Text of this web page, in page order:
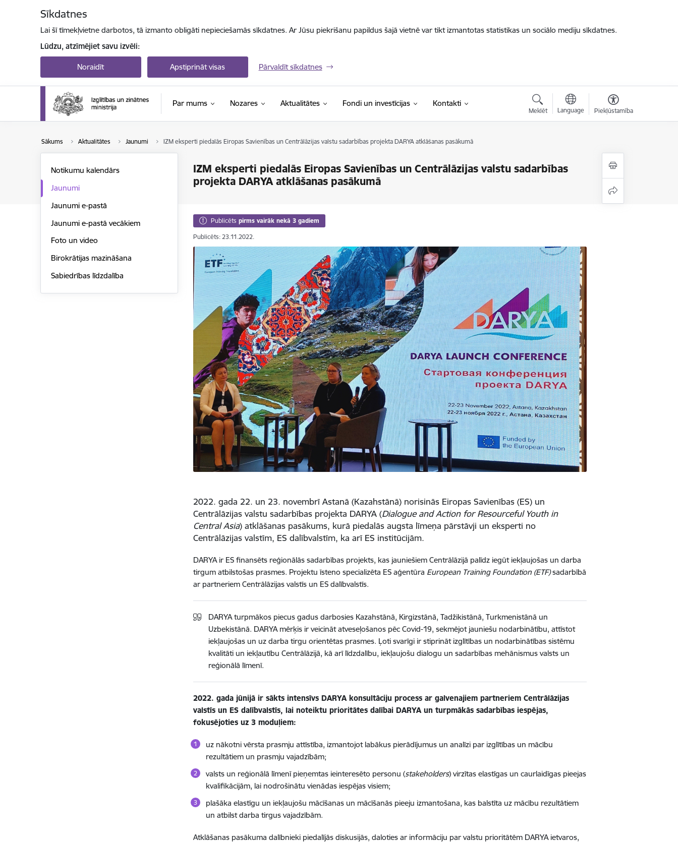
Sīkdatnes
Lai šī tīmekļvietne darbotos, tā izmanto obligāti nepieciešamās sīkdatnes. Ar Jūsu piekrišanu papildus šajā vietnē var tikt izmantotas statistikas un sociālo mediju sīkdatnes.
Lūdzu, atzīmējiet savu izvēli:
Noraidīt Apstiprināt visas Pārvaldīt sīkdatnes
Par mums Nozares Aktualitātes Fondi un investīcijas Kontakti
Meklēt Language Piekļūstamība
Sākums Aktualitātes Jaunumi IZM eksperti piedalās Eiropas Savienības un Centrālāzijas valstu sadarbības projekta DARYA atklāšanas pasākumā
IZM eksperti piedalās Eiropas Savienības un Centrālāzijas valstu sadarbības
projekta DARYA atklāšanas pasākumā
Notikumu kalendārs
Jaunumi
Jaunumi e-pastā
Jaunumi e-pastā vecākiem
Foto un video
Birokrātijas mazināšana
Sabiedrības līdzdalība
Publicēts pirms vairāk nekā 3 gadiem
Publicēts: 23.11.2022.
2022. gada 22. un 23. novembrī Astanā (Kazahstānā) norisinās Eiropas Savienības (ES) un
Centrālāzijas valstu sadarbības projekta DARYA (Dialogue and Action for Resourceful Youth in
Central Asia) atklāšanas pasākums, kurā piedalās augsta līmeņa pārstāvji un eksperti no
Centrālāzijas valstīm, ES dalībvalstīm, ka arī ES institūcijām.
DARYA ir ES finansēts reģionālās sadarbības projekts, kas jauniešiem Centrālāzijā palīdz iegūt iekļaujošas un darba
tirgum atbilstošas prasmes. Projektu īsteno specializēta ES aģentūra European Training Foundation (ETF)sadarbībā
ar partneriem Centrālāzijas valstīs un ES dalībvalstīs.
DARYA turpmākos piecus gadus darbosies Kazahstānā, Kirgizstānā, Tadžikistānā, Turkmenistānā un
Uzbekistānā. DARYA mērķis ir veicināt atveseļošanos pēc Covid-19, sekmējot jauniešu nodarbinātību, attīstot
iekļaujošas un uz darba tirgu orientētas prasmes. Ļoti svarīgi ir stiprināt izglītības un nodarbinātības sistēmu
kvalitāti un iekļautību Centrālāzijā, kā arī līdzdalību, iekļaujošu dialogu un sadarbības mehānismus valsts un
reģionālā līmenī.
2022. gada jūnijā ir sākts intensīvs DARYA konsultāciju process ar galvenajiem partneriem Centrālāzijas
valstīs un ES dalībvalstīs, lai noteiktu prioritātes dalībai DARYA un turpmākās sadarbības iespējas,
fokusējoties uz 3 moduļiem:
uz nākotni vērsta prasmju attīstība, izmantojot labākus pierādījumus un analīzi par izglītības un mācību
rezultātiem un prasmju vajadzībām;
valsts un reģionālā līmenī pieņemtas ieinteresēto personu (stakeholders) virzītas elastīgas un caurlaidīgas pieejas
kvalifikācijām, lai nodrošinātu vienādas iespējas visiem;
plašāka elastīgu un iekļaujošu mācīšanas un mācīšanās pieeju izmantošana, kas balstīta uz mācību rezultātiem
un atbilst darba tirgus vajadzībām.
Atklāšanas pasākuma dalībnieki piedalījās diskusijās, daloties ar informāciju par valstu prioritātēm DARYA ietvaros,